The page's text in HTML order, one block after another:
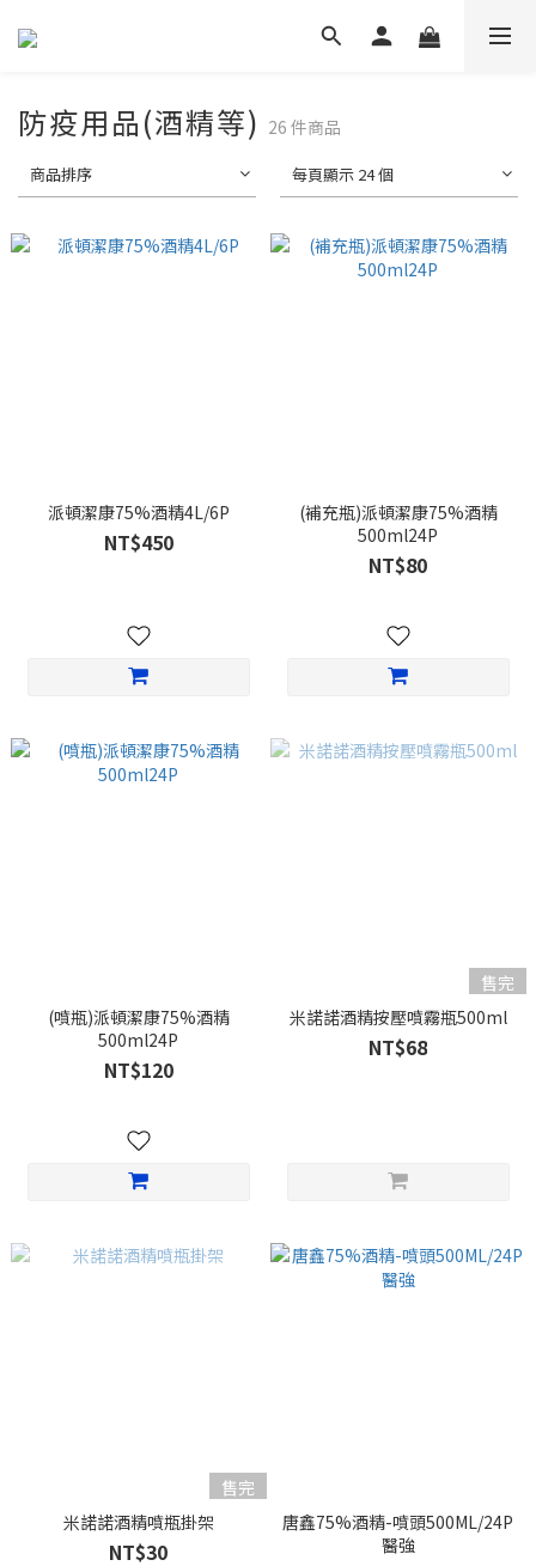
防疫用品(酒精等) 26 件商品
商品排序 每頁顯示 24 個
派頓潔康75%酒精4L/6P
NT$450
(補充瓶)派頓潔康75%酒精
500ml24P
NT$80
(噴瓶)派頓潔康75%酒精
500ml24P
NT$120
售完
米諾諾酒精按壓噴霧瓶500ml
NT$68
售完
米諾諾酒精噴瓶掛架
NT$30
唐鑫75%酒精-噴頭500ML/24P
醫強